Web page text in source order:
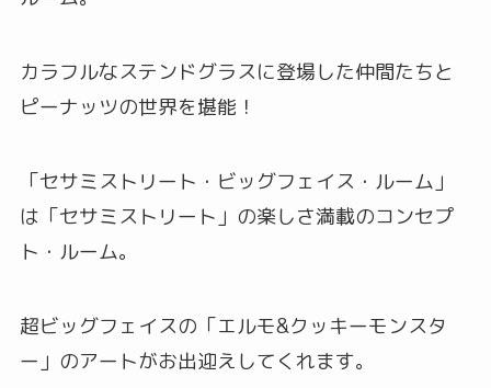
カラフルなステンドグラスに登場した仲間たちと
ピーナッツの世界を堪能！
「セサミストリート・ビッグフェイス・ルーム」
は「セサミストリート」の楽しさ満載のコンセプ
ト・ルーム。
超ビッグフェイスの「エルモ&クッキーモンスタ
ー」のアートがお出迎えしてくれます。